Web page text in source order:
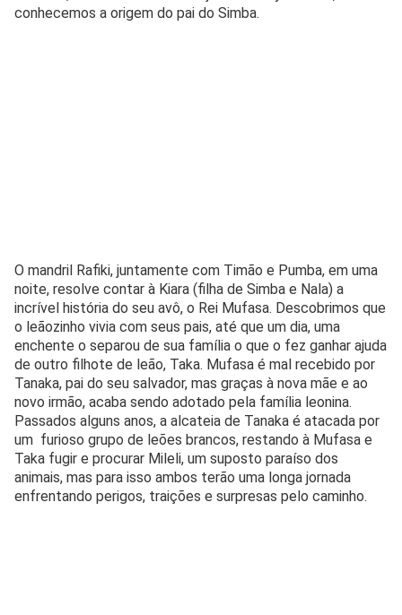
conhecemos a origem do pai do Simba.
O mandril Rafiki, juntamente com Timão e Pumba, em uma
noite, resolve contar à Kiara (filha de Simba e Nala) a
incrível história do seu avô, o Rei Mufasa. Descobrimos que
o leãozinho vivia com seus pais, até que um dia, uma
enchente o separou de sua família o que o fez ganhar ajuda
de outro filhote de leão, Taka. Mufasa é mal recebido por
Tanaka, pai do seu salvador, mas graças à nova mãe e ao
novo irmão, acaba sendo adotado pela família leonina.
Passados alguns anos, a alcateia de Tanaka é atacada por
um furioso grupo de leões brancos, restando à Mufasa e
Taka fugir e procurar Mileli, um suposto paraíso dos
animais, mas para isso ambos terão uma longa jornada
enfrentando perigos, traições e surpresas pelo caminho.